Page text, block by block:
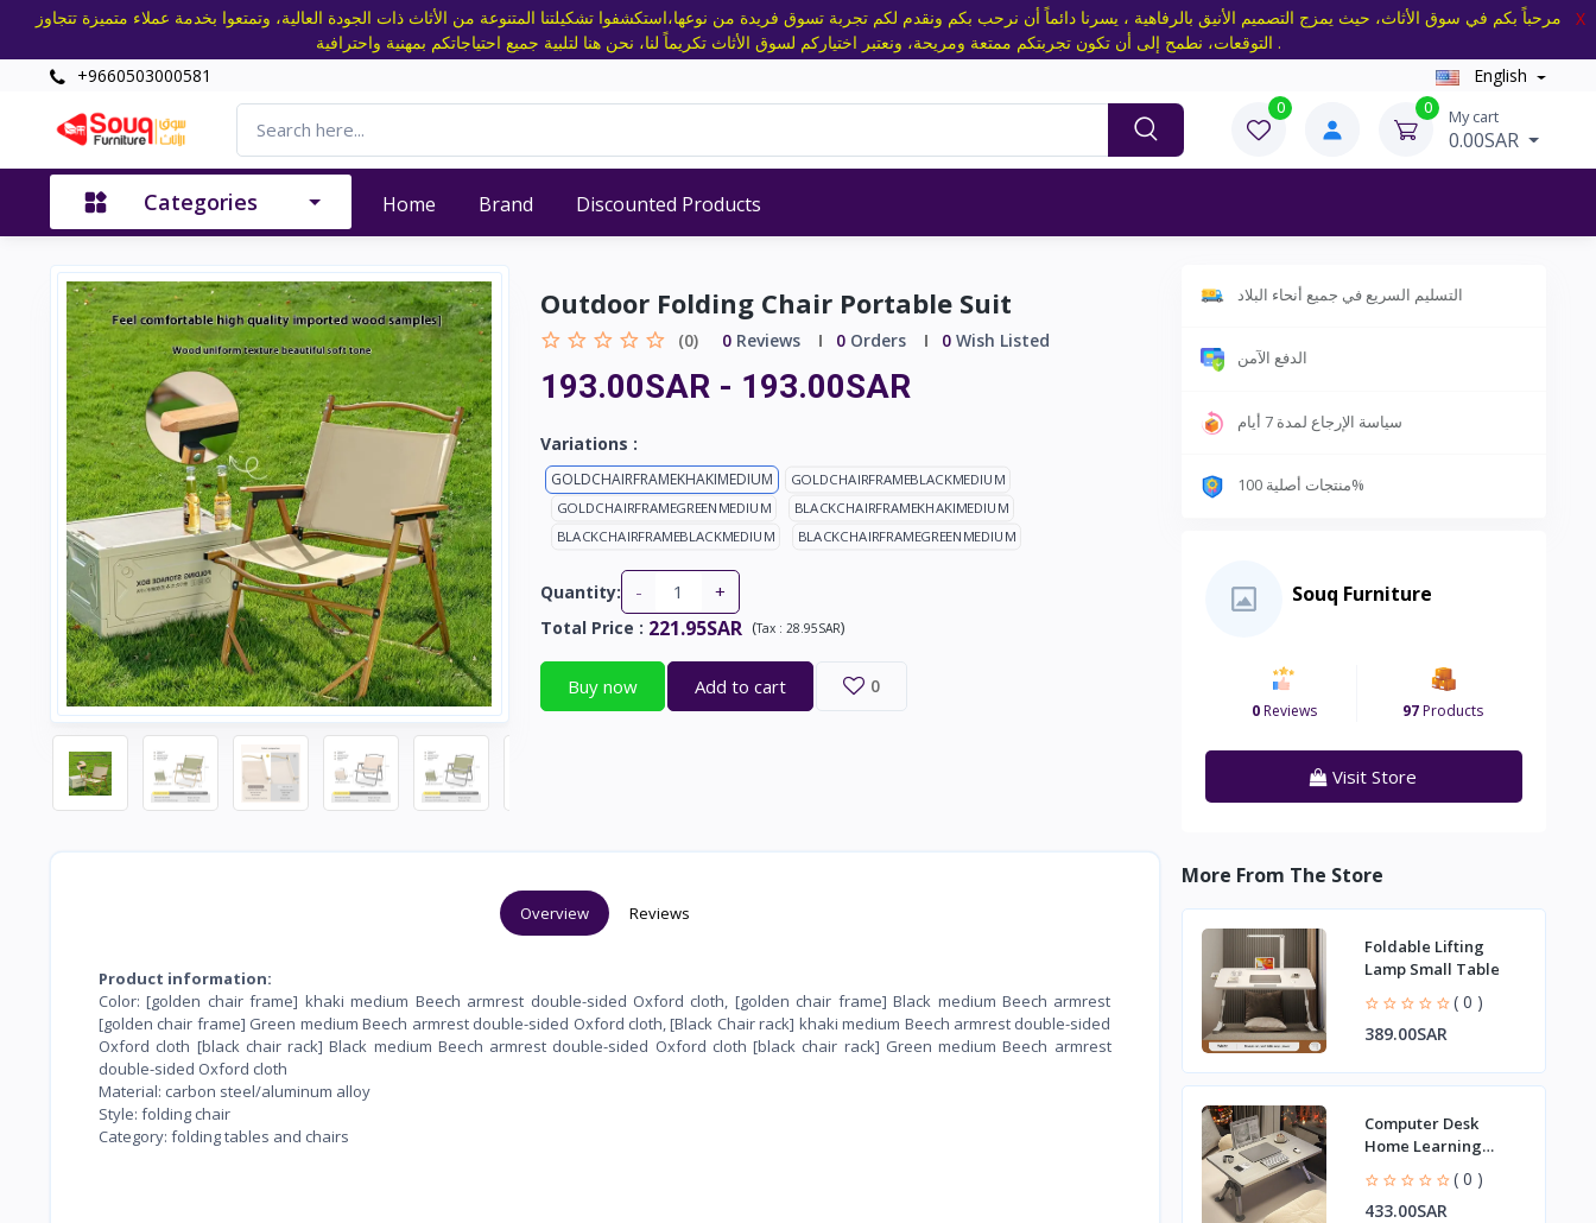
مرحباً بكم في سوق الأثاث، حيث يمزج التصميم الأنيق بالرفاهية ، يسرنا دائماً أن نرحب بكم ونقدم لكم تجربة تسوق فريدة من نوعها،استكشفوا تشكيلتنا المتنوعة من الأثاث ذات الجودة العالية، وتمتعوا بخدمة عملاء متميزة تتجاوز
التوقعات، نطمح إلى أن تكون تجربتكم ممتعة ومريحة، ونعتبر اختياركم لسوق الأثاث تكريماً لنا، نحن هنا لتلبية جميع احتياجاتكم بمهنية واحترافية .
X
+9660503000581 English
0 0 My cart
0.00SAR
Categories Home Brand Discounted Products
Outdoor Folding Chair Portable Suit
(0) 0Reviews 0Orders 0Wish Listed
193.00SAR - 193.00SAR
Variations :
GOLDCHAIRFRAMEKHAKIMEDIUM
GOLDCHAIRFRAMEBLACKMEDIUM
GOLDCHAIRFRAMEGREENMEDIUM
BLACKCHAIRFRAMEKHAKIMEDIUM
BLACKCHAIRFRAMEBLACKMEDIUM
BLACKCHAIRFRAMEGREENMEDIUM
Quantity: - +
Total Price : 221.95SAR (Tax : 28.95SAR)
Buy now Add to cart 0
Overview Reviews
Product information:
Color: [golden chair frame] khaki medium Beech armrest double-sided Oxford cloth, [golden chair frame] Black medium Beech armrest
[golden chair frame] Green medium Beech armrest double-sided Oxford cloth, [Black Chair rack] khaki medium Beech armrest double-sided
Oxford cloth [black chair rack] Black medium Beech armrest double-sided Oxford cloth [black chair rack] Green medium Beech armrest
double-sided Oxford cloth
Material: carbon steel/aluminum alloy
Style: folding chair
Category: folding tables and chairs
التسليم السريع في جميع أنحاء البلاد
الدفع الآمن
سياسة الإرجاع لمدة 7 أيام
منتجات أصلية 100%
Souq Furniture
0Reviews 97Products
Visit Store
More From The Store
Foldable Lifting
Lamp Small Table
( 0 )
389.00SAR
Computer Desk
Home Learning
Adjustable Table
Folding Table
( 0 )
433.00SAR